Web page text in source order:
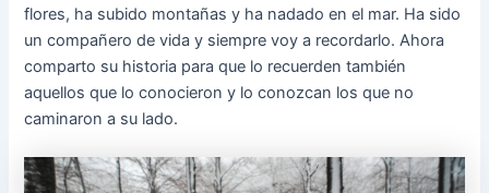
flores, ha subido montañas y ha nadado en el mar. Ha sido
un compañero de vida y siempre voy a recordarlo. Ahora
comparto su historia para que lo recuerden también
aquellos que lo conocieron y lo conozcan los que no
caminaron a su lado.